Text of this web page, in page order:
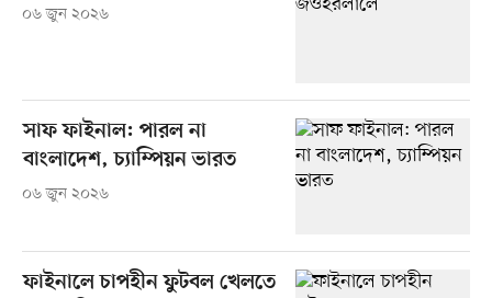
০৬ জুন ২০২৬
সাফ ফাইনাল: পারল না
বাংলাদেশ, চ্যাম্পিয়ন ভারত
০৬ জুন ২০২৬
ফাইনালে চাপহীন ফুটবল খেলতে